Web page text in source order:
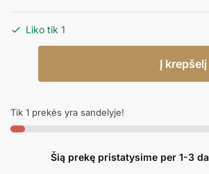
Liko tik 1
Folinis
TONY
MINECRAFT
Į krepšelį
Tik 1 prekės yra sandelyje!
Šią prekę pristatysime per 1-3